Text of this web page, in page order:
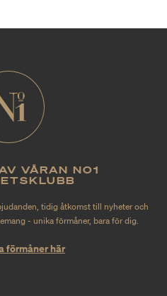
VÅRAN NO1
tidig åtkomst till nyheter och
- unika förmåner, bara för dig.
förmåner här